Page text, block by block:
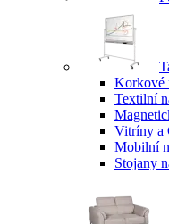
Korkové
Textilní
Vitríny a
Mobilní
Stojany